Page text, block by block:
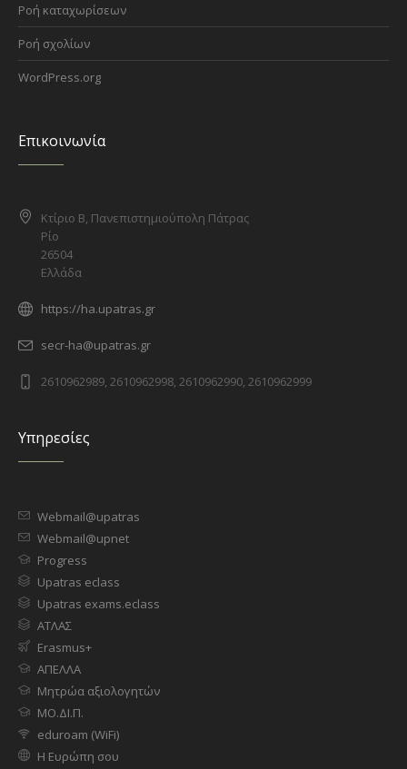
Ροή καταχωρίσεων
Ροή σχολίων
WordPress.org
Επικοινωνία
Κτίριο Β, Πανεπιστημιούπολη Πάτρας
Ρίο
26504
Ελλάδα
https://ha.upatras.gr
secr-ha@upatras.gr
2610962989, 2610962998, 2610962990, 2610962999
Υπηρεσίες
Webmail@upatras
Webmail@upnet
Progress
Upatras eclass
Upatras exams.eclass
ΑΤΛΑΣ
Erasmus+
ΑΠΕΛΛΑ
Μητρώα αξιολογητών
ΜΟ.ΔΙ.Π.
eduroam (WiFi)
Η Ευρώπη σου